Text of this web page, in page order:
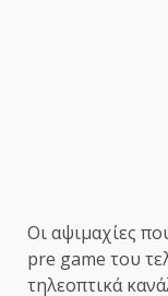
Οι αψιμαχίες
pre game του
τηλεοπτικά